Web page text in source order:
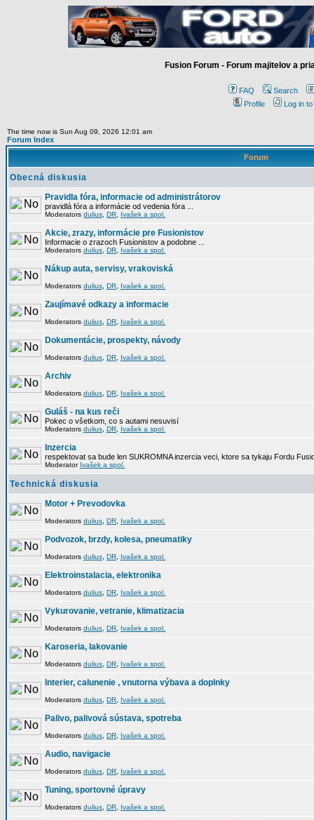
Fusion Forum - Forum majitelov a
FAQ
Search
Profile
Log in
The time now is Sun Aug 09, 2026 12:01 am
Forum Index
Forum
Obecná diskusia
Pravidla fóra, informacie od administrátorov
pravidlá fóra a informácie od vedenia fóra ...
Moderators dulius DR Ivašek a spol.
Akcie, zrazy, informácie pre Fusionistov
Informacie o zrazoch Fusionistov a podobne ...
Moderators dulius DR Ivašek a spol.
Nákup auta, servisy, vrakoviská
Moderators dulius DR Ivašek a spol.
Zaujímavé odkazy a informacie
Moderators dulius DR Ivašek a spol.
Dokumentácie, prospekty, návody
Moderators dulius DR Ivašek a spol.
Archiv
Moderators dulius DR Ivašek a spol.
Guláš - na kus reči
Pokec o všetkom, co s autami nesuvisí
Moderators dulius DR Ivašek a spol.
Inzercia
respektovat sa bude len SUKROMNA inzercia veci, ktore sa tykaju Fordu
Moderator Ivašek a spol.
Technická diskusia
Motor + Prevodovka
Moderators dulius DR Ivašek a spol.
Podvozok, brzdy, kolesa, pneumatiky
Moderators dulius DR Ivašek a spol.
Elektroinstalacia, elektronika
Moderators dulius DR Ivašek a spol.
Vykurovanie, vetranie, klimatizacia
Moderators dulius DR Ivašek a spol.
Karoseria, lakovanie
Moderators dulius DR Ivašek a spol.
Interier, calunenie , vnutorna výbava a doplnky
Moderators dulius DR Ivašek a spol.
Palivo, palivová sústava, spotreba
Moderators dulius DR Ivašek a spol.
Audio, navigacie
Moderators dulius DR Ivašek a spol.
Tuning, sportovné úpravy
Moderators dulius DR Ivašek a spol.